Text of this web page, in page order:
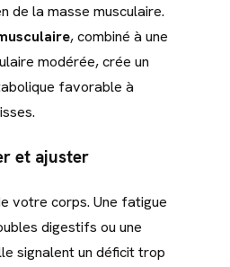
de la masse musculaire.
, combiné à une
modérée, crée un
favorable à
et ajuster
votre corps. Une fatigue
digestifs ou une
signalent un déficit trop